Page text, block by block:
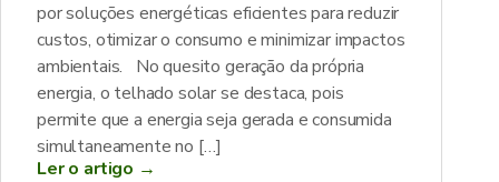
por soluções energéticas eficientes para reduzir
custos, otimizar o consumo e minimizar impactos
ambientais. No quesito geração da própria
energia, o telhado solar se destaca, pois
permite que a energia seja gerada e consumida
simultaneamente no […]
Ler o artigo →